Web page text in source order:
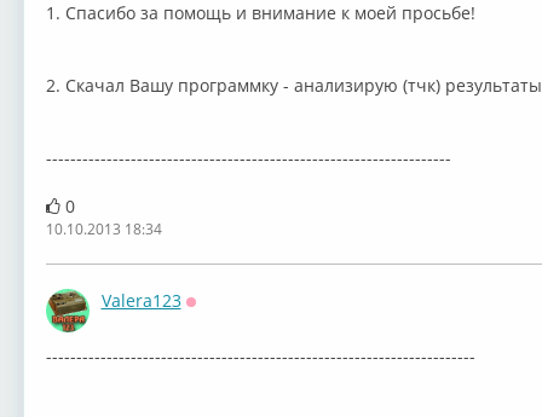
1. Спасибо за помощь и внимание к моей просьбе!
2. Скачал Вашу программку - анализирую (тчк)
-------------------------------------------------------------------
0
10.10.2013 18:34
Valera123
-----------------------------------------------------------------------